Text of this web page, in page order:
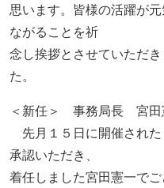
思います。皆様の活躍が
ながることを祈
念し挨拶とさせていただ
た。
＜新任＞ 事務局長 宮田
先月１５日に開催され
承認いただき、
着任しました宮田憲一で